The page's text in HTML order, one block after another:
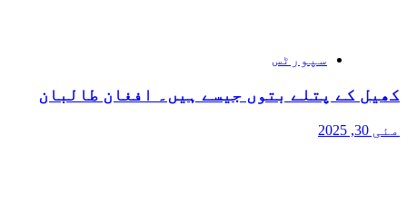
سپورٹس
کھیل کے پتلے بتوں جیسے ہیں۔ افغان طالبان
مئی 30, 2025